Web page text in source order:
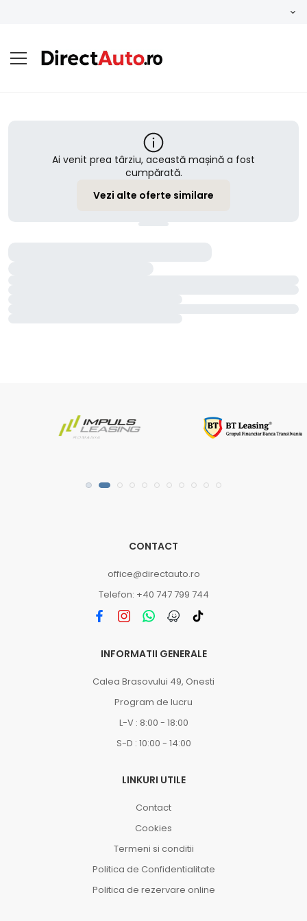
Ai venit prea târziu, această mașină a fost
cumpărată.
Vezi alte oferte similare
CONTACT
office@directauto.ro
Telefon: +40 747 799 744
INFORMATII GENERALE
Calea Brasovului 49, Onesti
Program de lucru
L-V : 8:00 - 18:00
S-D : 10:00 - 14:00
LINKURI UTILE
Contact
Cookies
Termeni si conditii
Politica de Confidentialitate
Politica de rezervare online